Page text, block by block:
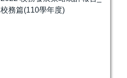
校務篇(110學年度)